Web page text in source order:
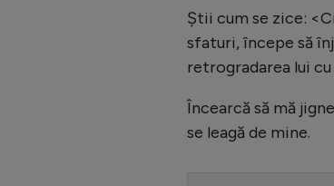
Știi cum se zice:
sfaturi, începe să
retrogradarea lui
Încearcă să mă
se leagă de mine.